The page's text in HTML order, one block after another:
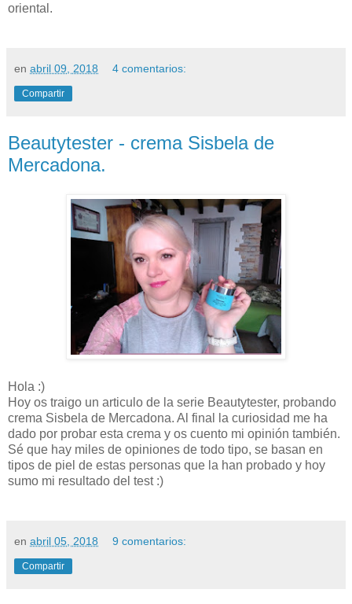
oriental.
en abril 09, 2018 4 comentarios:
Compartir
Beautytester - crema Sisbela de
Mercadona.
Hola :)
Hoy os traigo un articulo de la serie Beautytester, probando
crema Sisbela de Mercadona. Al final la curiosidad me ha
dado por probar esta crema y os cuento mi opinión también.
Sé que hay miles de opiniones de todo tipo, se basan en
tipos de piel de estas personas que la han probado y hoy
sumo mi resultado del test :)
en abril 05, 2018 9 comentarios:
Compartir